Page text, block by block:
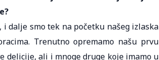
dalje smo tek na početku našeg izlaska
Trenutno opremamo našu prvu
ali i mnoge druge koje imamo u